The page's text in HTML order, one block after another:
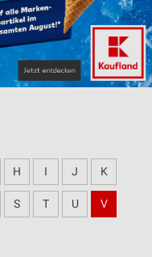
H I J K
S T U V